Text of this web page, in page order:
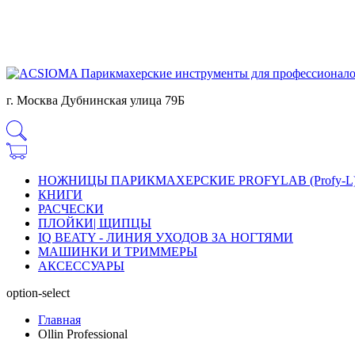
г. Москва Дубнинская улица 79Б
НОЖНИЦЫ ПАРИКМАХЕРСКИЕ PROFYLAB (Profy-
КНИГИ
РАСЧЕСКИ
ПЛОЙКИ| ЩИПЦЫ
IQ BEATY - ЛИНИЯ УХОДОВ ЗА НОГТЯМИ
МАШИНКИ И ТРИММЕРЫ
АКСЕССУАРЫ
option-select
Главная
Ollin Professional